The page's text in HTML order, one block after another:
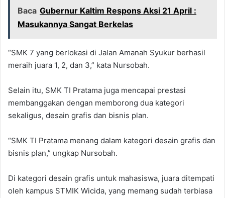
Baca Gubernur Kaltim Respons Aksi 21 April :
Masukannya Sangat Berkelas
“SMK 7 yang berlokasi di Jalan Amanah Syukur berhasil
meraih juara 1, 2, dan 3,” kata Nursobah.
Selain itu, SMK TI Pratama juga mencapai prestasi
membanggakan dengan memborong dua kategori
sekaligus, desain grafis dan bisnis plan.
“SMK TI Pratama menang dalam kategori desain grafis dan
bisnis plan,” ungkap Nursobah.
Di kategori desain grafis untuk mahasiswa, juara ditempati
oleh kampus STMIK Wicida, yang memang sudah terbiasa